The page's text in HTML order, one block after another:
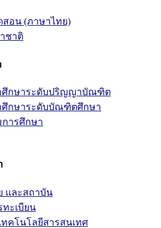
สอน (ภาษาไทย)
ชาติ
ศึกษาระดับปริญญาบัณฑิต
ศึกษาระดับบัณฑิตศึกษา
การศึกษา
และสถาบัน
ะเบียน
ทคโนโลยีสารสนเทศ